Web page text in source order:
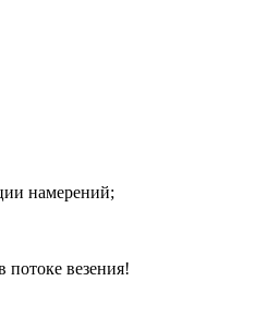
намерений;
потоке везения!